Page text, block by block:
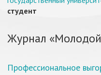
студент
Журнал
Профессиональное